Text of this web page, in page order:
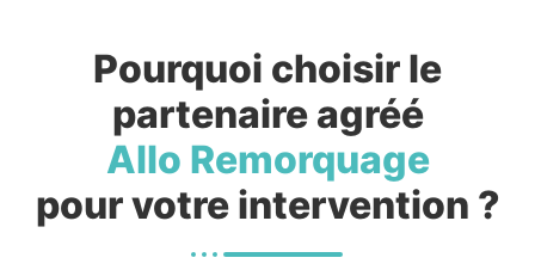
Pourquoi choisir le
partenaire agréé
Allo Remorquage
pour votre intervention ?